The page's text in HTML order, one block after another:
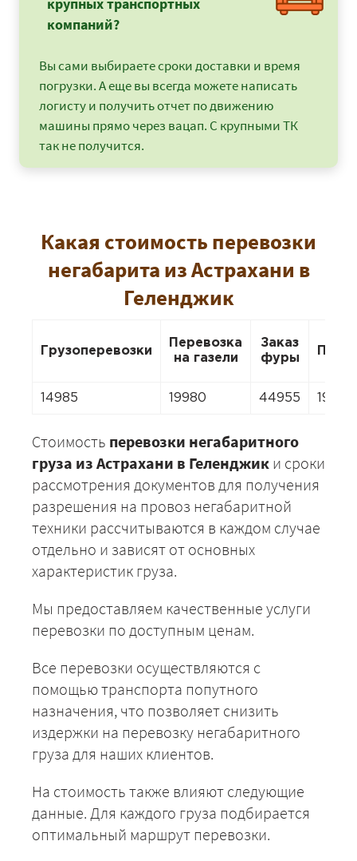
крупных транспортных
компаний?
Вы сами выбираете сроки доставки и время
погрузки. А еще вы всегда можете написать
логисту и получить отчет по движению
машины прямо через вацап. С крупными ТК
так не получится.
Какая стоимость перевозки
негабарита из Астрахани в
Геленджик
Грузоперевозки
Перевозка
на газели
Заказ
фуры
14985 19980 44955 19980
Стоимость перевозки негабаритного
груза из Астрахани в Геленджик и сроки
рассмотрения документов для получения
разрешения на провоз негабаритной
техники рассчитываются в каждом случае
отдельно и зависят от основных
характеристик груза.
Мы предоставляем качественные услуги
перевозки по доступным ценам.
Все перевозки осуществляются с
помощью транспорта попутного
назначения, что позволяет снизить
издержки на перевозку негабаритного
груза для наших клиентов.
На стоимость также влияют следующие
данные. Для каждого груза подбирается
оптимальный маршрут перевозки.